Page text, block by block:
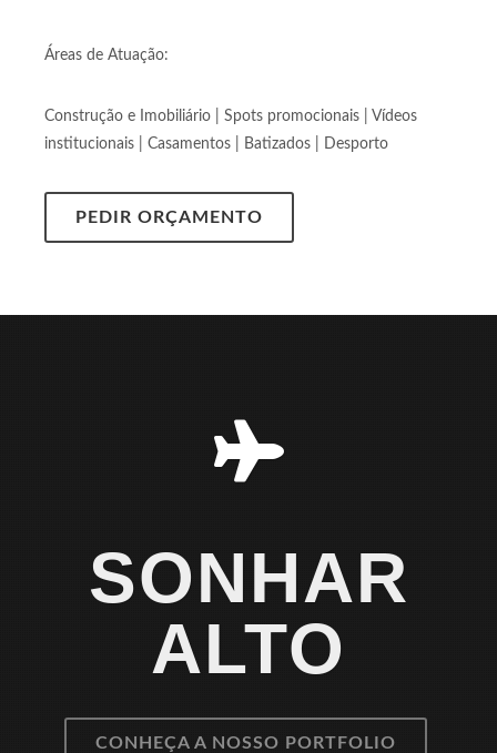
Áreas de Atuação:
Construção e Imobiliário | Spots promocionais | Vídeos
institucionais | Casamentos | Batizados | Desporto
PEDIR ORÇAMENTO
SONHAR
ALTO
CONHEÇA A NOSSO PORTFOLIO